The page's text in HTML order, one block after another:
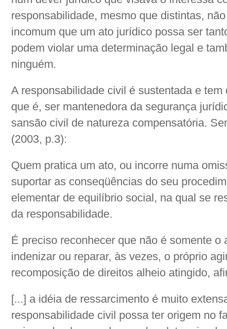
responsabilidade, mesmo que distintas,
incomum que um ato jurídico possa ser
podem violar uma determinação legal e
ninguém.
A responsabilidade civil é sustentada e
que é, ser mantenedora da segurança
sansão civil de natureza compensatória.
(2003, p.3):
Quem pratica um ato, ou incorre numa
suportar as conseqüências do seu
elementar de equilíbrio social, na qual se
da responsabilidade.
É preciso reconhecer que não é somente
indenizar ou reparar, às vezes, o próprio
recomposição de direitos alheio atingido,
[...] a idéia de ressarcimento é muito
responsabilidade civil possa ter origem no